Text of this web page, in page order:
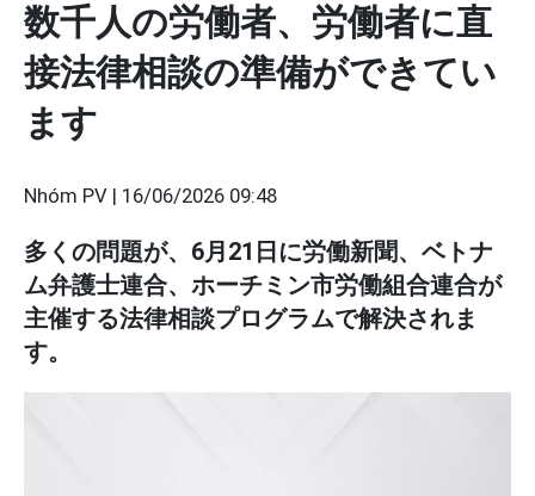
数千人の労働者、労働者に直
接法律相談の準備ができてい
ます
Nhóm PV | 16/06/2026 09:48
多くの問題が、6月21日に労働新聞、ベトナ
ム弁護士連合、ホーチミン市労働組合連合が
主催する法律相談プログラムで解決されま
す。